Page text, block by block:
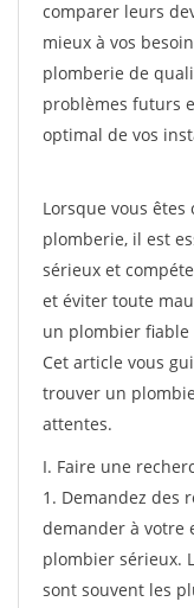
comparer leurs
mieux à vos
plomberie de
problèmes futurs
optimal de vos
Lorsque vous
plomberie, il est
sérieux et
et éviter toute
un plombier
Cet article vous
trouver un
attentes.
I. Faire une
1. Demandez des
demander à votre
plombier sérieux.
sont souvent les